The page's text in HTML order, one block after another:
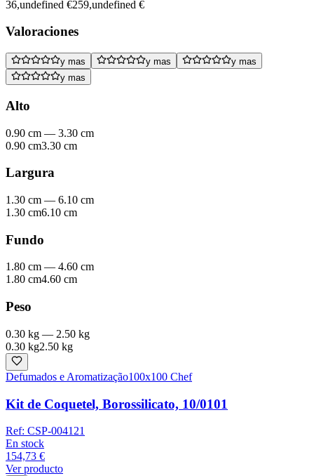
36,undefined €259,undefined €
Valoraciones
y mas y mas
y mas
y mas
Alto
0.90 cm — 3.30 cm
0.90 cm3.30 cm
Largura
1.30 cm — 6.10 cm
1.30 cm6.10 cm
Fundo
1.80 cm — 4.60 cm
1.80 cm4.60 cm
Peso
0.30 kg — 2.50 kg
0.30 kg2.50 kg
Defumados e Aromatização100x100 Chef
Kit de Coquetel, Borossilicato, 10/0101
Ref: CSP-004121
En stock
154,73 €
Ver producto